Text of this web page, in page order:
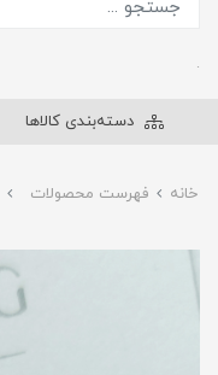
.
دسته‌بندی کالاها
خانه فهرست محصولات